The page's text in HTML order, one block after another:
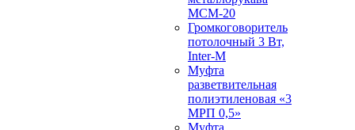
МСМ-20
Громкоговоритель
потолочный 3 Вт,
Inter-M
Муфта
разветвительная
полиэтиленовая «3
МРП 0,5»
Муфта